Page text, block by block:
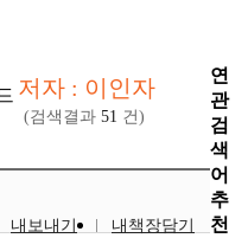
저자 : 이인자
(검색결과 51 건)
내보내기
내책장담기
연
관
검
색
어
추
천